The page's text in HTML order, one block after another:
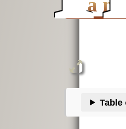
La
Table